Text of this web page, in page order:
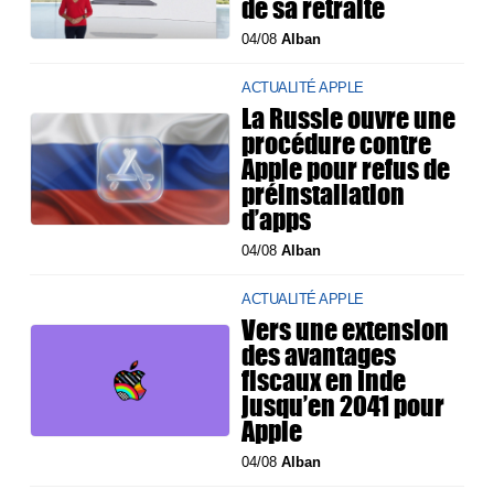
04/08Alban
ACTUALITÉ APPLE
La Russie ouvre une
procédure contre
Apple pour refus de
préinstallation
d’apps
04/08Alban
ACTUALITÉ APPLE
Vers une extension
des avantages
fiscaux en Inde
jusqu’en 2041 pour
Apple
04/08Alban